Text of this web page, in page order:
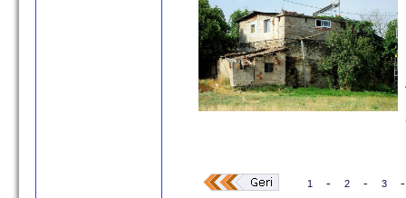
1 - 2 - 3 -